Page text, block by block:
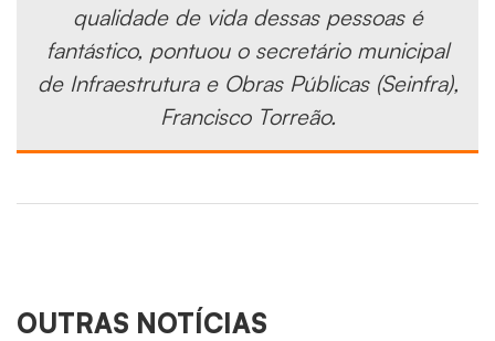
qualidade de vida dessas pessoas é
fantástico, pontuou o secretário municipal
de Infraestrutura e Obras Públicas (Seinfra),
Francisco Torreão.
OUTRAS NOTÍCIAS